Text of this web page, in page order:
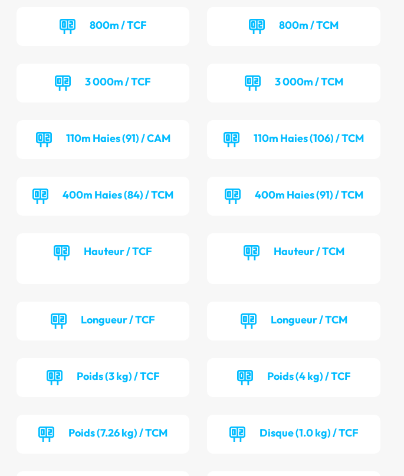
800m / TCF 800m / TCM
3 000m / TCF 3 000m / TCM
110m Haies (91) / CAM 110m Haies (106) / TCM
400m Haies (84) / TCM 400m Haies (91) / TCM
Hauteur / TCF Hauteur / TCM
Longueur / TCF Longueur / TCM
Poids (3 kg) / TCF Poids (4 kg) / TCF
Poids (7.26 kg) / TCM Disque (1.0 kg) / TCF